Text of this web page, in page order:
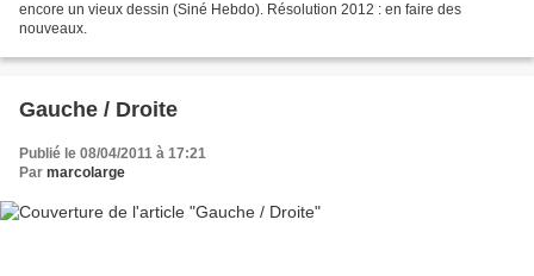
encore un vieux dessin (Siné Hebdo). Résolution 2012 : en faire des
nouveaux.
Gauche / Droite
Publié le 08/04/2011 à 17:21
Par marcolarge